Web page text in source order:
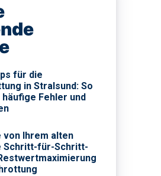
für die
in Stralsund: So
Fehler und
Ihrem alten
Schritt-für-Schritt-